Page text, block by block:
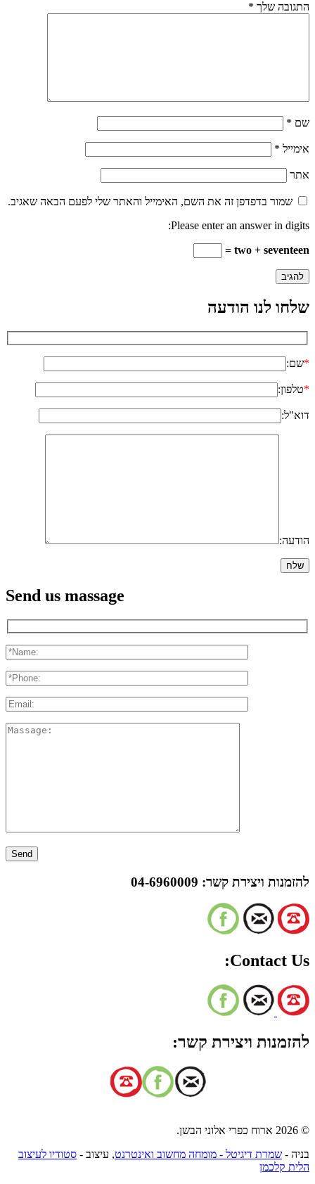
התגובה שלך *
שם *
אימייל *
אתר
שמור בדפדפן זה את השם, האימייל והאתר שלי לפעם הבאה שאגיב.
Please enter an answer in digits:
two + seventeen =
שלחו לנו הודעה
*שם:
*טלפון:
דוא"ל:
הודעה:
Send us massage
להזמנות ויצירת קשר:
Contact Us:
להזמנות ויצירת קשר:
© 2026 ארוח כפרי אלוני הבשן.
בניה - שמרת דיגיטל - מומחה מחשוב ואינטרנט, עיצוב - סטודיו לעיצוב
הלית קלכמן